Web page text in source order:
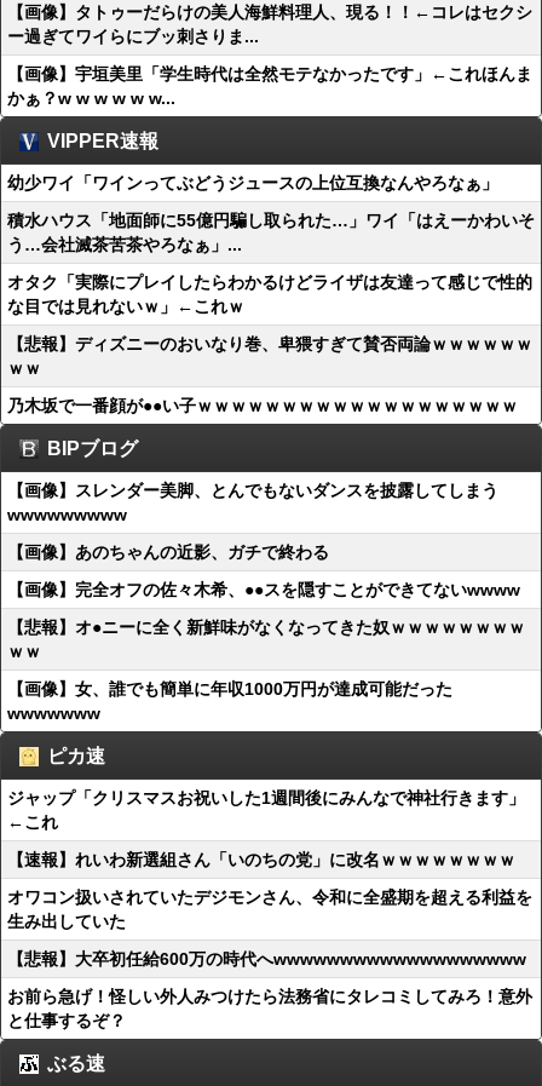
【画像】タトゥーだらけの美人海鮮料理人、現る！！←コレはセクシ
ー過ぎてワイらにブッ刺さりま...
【画像】宇垣美里「学生時代は全然モテなかったです」←これほんま
かぁ？w w w w w w...
VIPPER速報
幼少ワイ「ワインってぶどうジュースの上位互換なんやろなぁ」
積水ハウス「地面師に55億円騙し取られた…」ワイ「はえーかわいそ
う…会社滅茶苦茶やろなぁ」...
オタク「実際にプレイしたらわかるけどライザは友達って感じで性的
な目では見れないｗ」←これｗ
【悲報】ディズニーのおいなり巻、卑猥すぎて賛否両論ｗｗｗｗｗｗ
ｗｗ
乃木坂で一番顔が●●い子ｗｗｗｗｗｗｗｗｗｗｗｗｗｗｗｗｗｗｗ
BIPブログ
【画像】スレンダー美脚、とんでもないダンスを披露してしまう
wwwwwwwww
【画像】あのちゃんの近影、ガチで終わる
【画像】完全オフの佐々木希、●●スを隠すことができてないwwww
【悲報】オ●ニーに全く新鮮味がなくなってきた奴ｗｗｗｗｗｗｗｗ
ｗｗ
【画像】女、誰でも簡単に年収1000万円が達成可能だった
wwwwwww
ピカ速
ジャップ「クリスマスお祝いした1週間後にみんなで神社行きます」
←これ
【速報】れいわ新選組さん「いのちの党」に改名ｗｗｗｗｗｗｗｗ
オワコン扱いされていたデジモンさん、令和に全盛期を超える利益を
生み出していた
【悲報】大卒初任給600万の時代へwwwwwwwwwwwwwwwwwww
お前ら急げ！怪しい外人みつけたら法務省にタレコミしてみろ！意外
と仕事するぞ？
ぶる速